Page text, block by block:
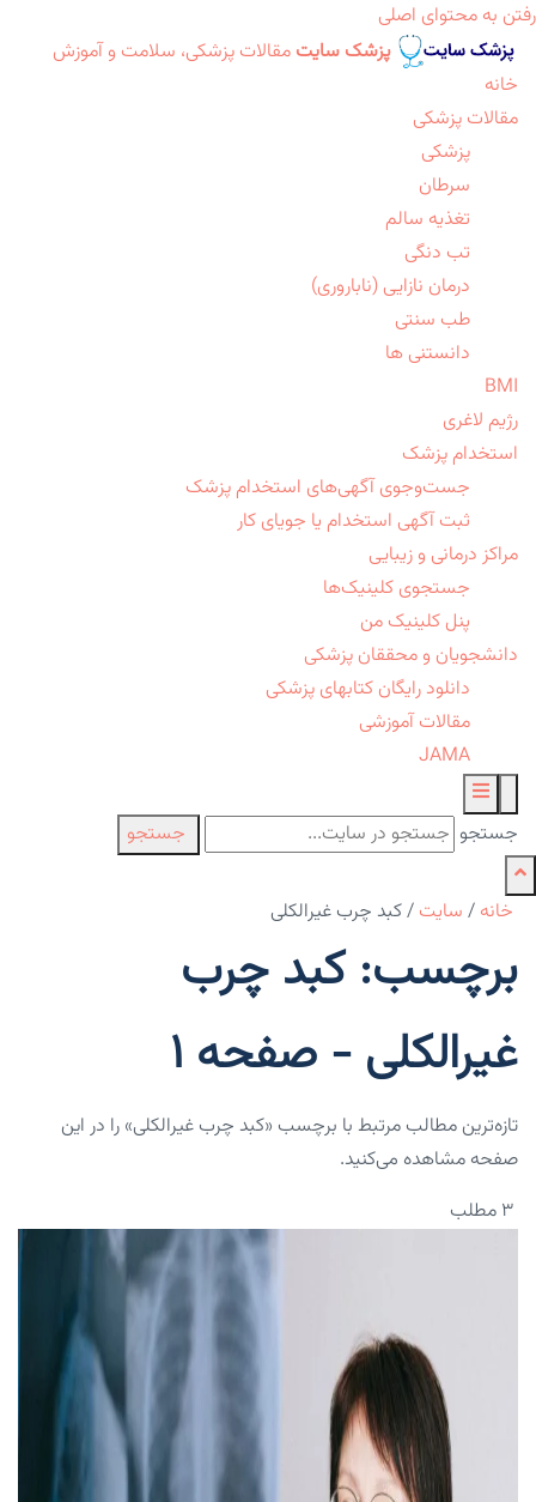
رفتن به محتوای اصلی
پزشک سایت مقالات پزشکی، سلامت و آموزش
خانه
مقالات پزشکی
پزشکی
سرطان
تغذیه سالم
تب دنگی
درمان نازایی (ناباروری)
طب سنتی
دانستنی ها
BMI
رژیم لاغری
استخدام پزشک
جست‌وجوی آگهی‌های استخدام پزشک
ثبت آگهی استخدام یا جویای کار
مراکز درمانی و زیبایی
جستجوی کلینیک‌ها
پنل کلینیک من
دانشجویان و محققان پزشکی
دانلود رایگان کتابهای پزشکی
مقالات آموزشی
JAMA
جستجو جستجو
خانه / سایت /کبد چرب غیرالکلی
برچسب: کبد چرب
غیرالکلی - صفحه 1
تازه‌ترین مطالب مرتبط با برچسب «کبد چرب غیرالکلی» را در این
صفحه مشاهده می‌کنید.
۳ مطلب